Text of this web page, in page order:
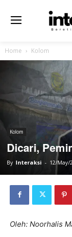
Home Kolom
Kolom
Dicari,
By Interaksi - 12/May/
Oleh: Noorhalis